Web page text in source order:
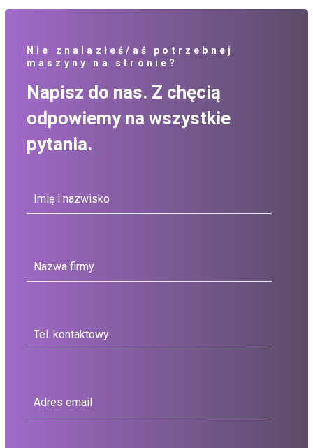
Nie znalazłeś/aś potrzebnej
maszyny na stronie?
Napisz do nas. Z chęcią
odpowiemy na wszystkie
pytania.